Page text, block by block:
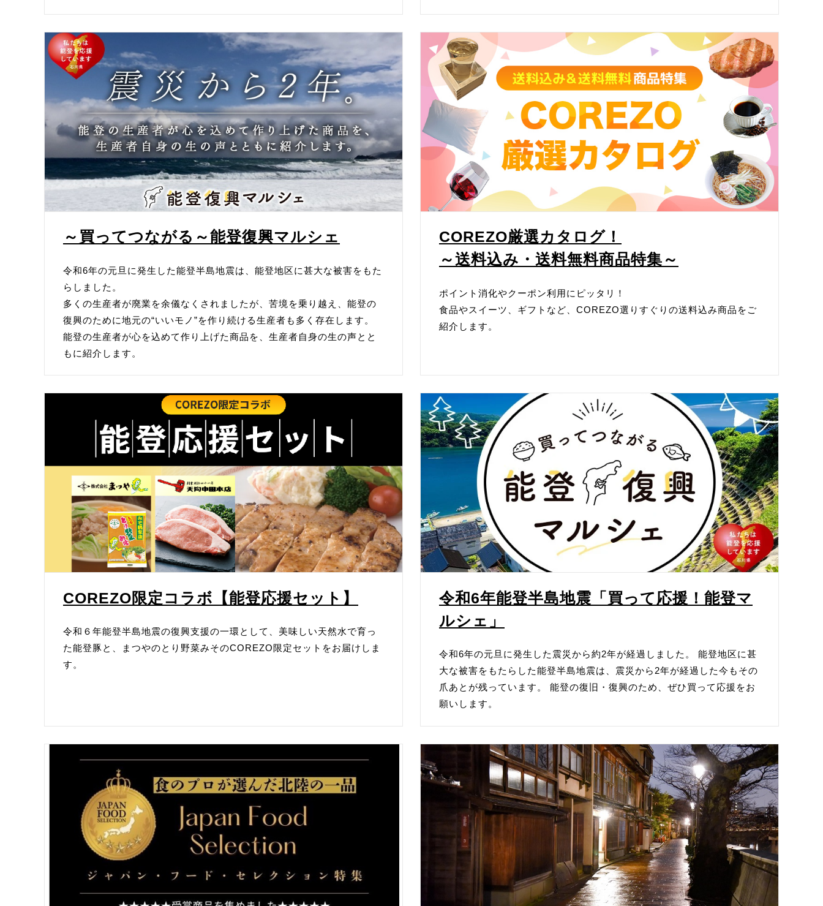
世界へ羽ばたくWAGASHIを創る【菓匠三和】がオープンしました。
2025年8月19日に新店舗オープンしました。
暮らしに華を添える、九谷焼【豊月堂】がオープンしました。
～買ってつながる～能登復興マルシェ
令和6年の元旦に発生した能登半島地震は、能登地区に甚大な被害をもた
らしました。
多くの生産者が廃業を余儀なくされましたが、苦境を乗り越え、能登の
復興のために地元の“いいモノ”を作り続ける生産者も多く存在します。
能登の生産者が心を込めて作り上げた商品を、生産者自身の生の声とと
もに紹介します。
COREZO厳選カタログ！
～送料込み・送料無料商品特集～
ポイント消化やクーポン利用にピッタリ！
食品やスイーツ、ギフトなど、COREZO選りすぐりの送料込み商品をご
紹介します。
COREZO限定コラボ【能登応援セット】
令和６年能登半島地震の復興支援の一環として、美味しい天然水で育っ
た能登豚と、まつやのとり野菜みそのCOREZO限定セットをお届けしま
す。
令和6年能登半島地震「買って応援！能登マ
ルシェ」
令和6年の元旦に発生した震災から約2年が経過しました。 能登地区に甚
大な被害をもたらした能登半島地震は、震災から2年が経過した今もその
爪あとが残っています。 能登の復旧・復興のため、ぜひ買って応援をお
願いします。